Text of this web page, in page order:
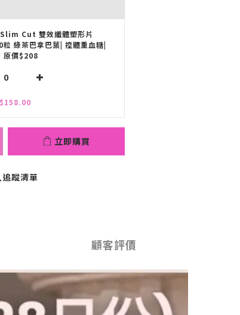
Cut 雙效纖體塑形片
綠茶巴拿巴葉| 控體重血糖|
原價$208
立即購買
蹤清單
顧客評價